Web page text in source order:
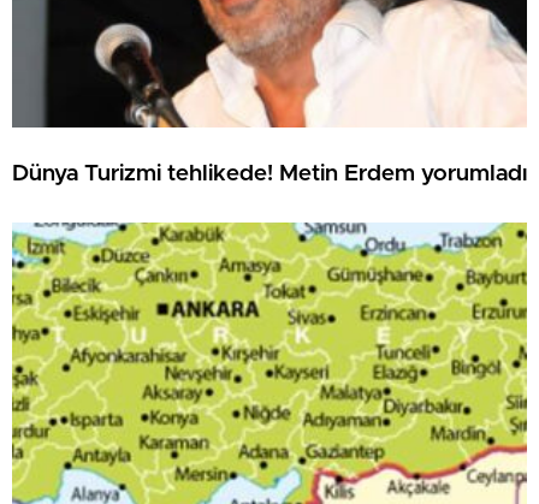
Dünya Turizmi tehlikede! Metin Erdem yorumladı